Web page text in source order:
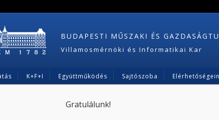
BUDAPESTI MŰSZAKI ÉS
Villamosmérnöki és Informatikai Kar
K+F+I Együttműködés Sajtószoba
Gratulálunk!